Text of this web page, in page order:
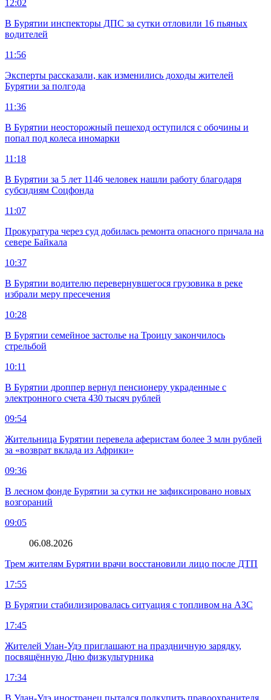
12:02
В Бурятии инспекторы ДПС за сутки отловили 16 пьяных
водителей
11:56
Эксперты рассказали, как изменились доходы жителей
Бурятии за полгода
11:36
В Бурятии неосторожный пешеход оступился с обочины и
попал под колеса иномарки
11:18
В Бурятии за 5 лет 1146 человек нашли работу благодаря
субсидиям Соцфонда
11:07
Прокуратура через суд добилась ремонта опасного причала на
севере Байкала
10:37
В Бурятии водителю перевернувшегося грузовика в реке
избрали меру пресечения
10:28
В Бурятии семейное застолье на Троицу закончилось
стрельбой
10:11
В Бурятии дроппер вернул пенсионеру украденные с
электронного счета 430 тысяч рублей
09:54
Жительница Бурятии перевела аферистам более 3 млн рублей
за «возврат вклада из Африки»
09:36
В лесном фонде Бурятии за сутки не зафиксировано новых
возгораний
09:05
06.08.2026
Трем жителям Бурятии врачи восстановили лицо после ДТП
17:55
В Бурятии стабилизировалась ситуация с топливом на АЗС
17:45
Жителей Улан-Удэ приглашают на праздничную зарядку,
посвящённую Дню физкультурника
17:34
В Улан-Удэ иностранец пытался подкупить правоохранителя